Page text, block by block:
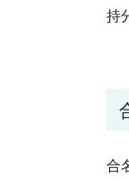
持
合